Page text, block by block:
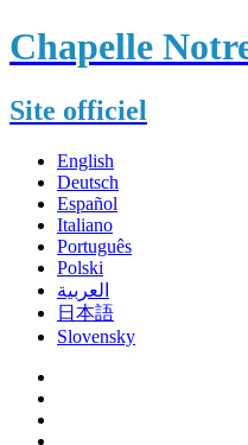
Chapelle
Site officiel
English
Deutsch
Español
Italiano
Português
Polski
العربية
日本語
Slovensky